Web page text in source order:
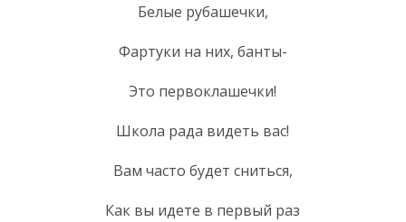
Белые рубашечки,
Фартуки на них, банты-
Это первоклашечки!
Школа рада видеть вас!
Вам часто будет сниться,
Как вы идете в первый раз